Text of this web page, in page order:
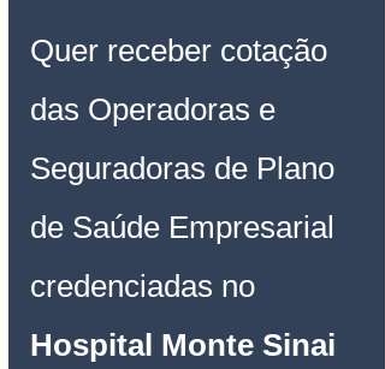
Quer receber cotação
das Operadoras e
Seguradoras de Plano
de Saúde Empresarial
credenciadas no
Hospital Monte Sinai